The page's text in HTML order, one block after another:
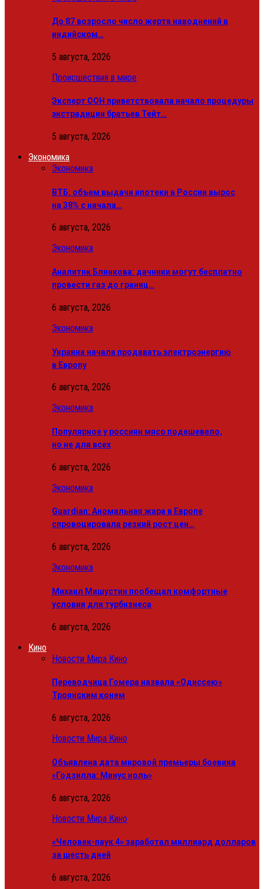
До 87 возросло число жертв наводнений в
индийском…
5 августа, 2026
Происшествия в мире
Эксперт ООН приветствовала начало процедуры
экстрадиции братьев Тейт…
5 августа, 2026
Экономика
Экономика
ВТБ: объем выдачи ипотеки в России вырос
на 38% с начала…
6 августа, 2026
Экономика
Аналитик Блинкова: дачники могут бесплатно
провести газ до границ…
6 августа, 2026
Экономика
Украина начала продавать электроэнергию
в Европу
6 августа, 2026
Экономика
Популярное у россиян мясо подешевело,
но не для всех
6 августа, 2026
Экономика
Guardian: Аномальная жара в Европе
спровоцировала резкий рост цен…
6 августа, 2026
Экономика
Михаил Мишустин пообещал комфортные
условия для турбизнеса
6 августа, 2026
Кино
Новости Мира Кино
Переводчица Гомера назвала «Одиссею»
Троянским конем
6 августа, 2026
Новости Мира Кино
Объявлена дата мировой премьеры боевика
«Годзилла: Минус ноль»
6 августа, 2026
Новости Мира Кино
«Человек-паук 4» заработал миллиард долларов
за шесть дней
6 августа, 2026